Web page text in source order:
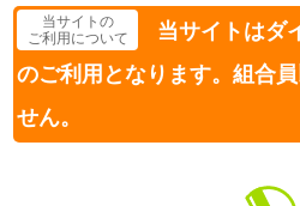
当サイトの
ご利用について
当サイトはダ
のご利用となります。組合
せん。